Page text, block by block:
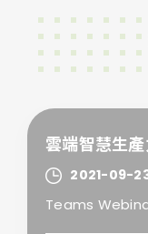
雲端智慧生
2021-09-
Teams